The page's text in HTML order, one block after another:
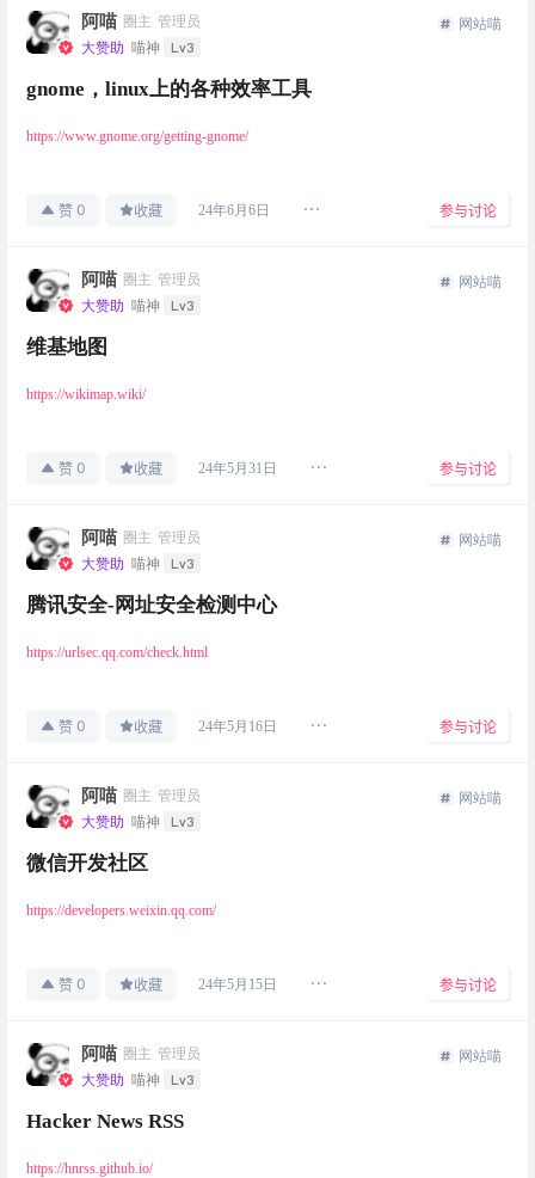
阿喵 圈主 管理员
大赞助 喵神 Lv3
网站喵
gnome，linux上的各种效率工具
https://www.gnome.org/getting-gnome/
赞 0 收藏 24年6月6日 参与讨论
阿喵 圈主 管理员
大赞助 喵神 Lv3
网站喵
维基地图
https://wikimap.wiki/
赞 0 收藏 24年5月31日 参与讨论
阿喵 圈主 管理员
大赞助 喵神 Lv3
网站喵
腾讯安全-网址安全检测中心
https://urlsec.qq.com/check.html
赞 0 收藏 24年5月16日 参与讨论
阿喵 圈主 管理员
大赞助 喵神 Lv3
网站喵
微信开发社区
https://developers.weixin.qq.com/
赞 0 收藏 24年5月15日 参与讨论
阿喵 圈主 管理员
大赞助 喵神 Lv3
网站喵
Hacker News RSS
https://hnrss.github.io/